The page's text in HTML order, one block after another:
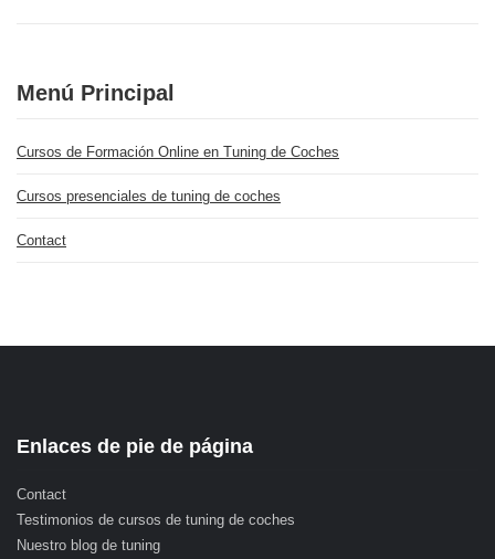
Menú Principal
Cursos de Formación Online en Tuning de Coches
Cursos presenciales de tuning de coches
Contact
Enlaces de pie de página
Contact
Testimonios de cursos de tuning de coches
Nuestro blog de tuning